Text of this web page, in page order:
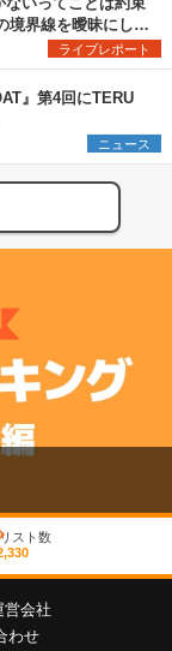
いってことは約束
界線を曖昧にし
演レポートライブレポート
』第4回にTERU
ニュース
スト数
営会社
わせ